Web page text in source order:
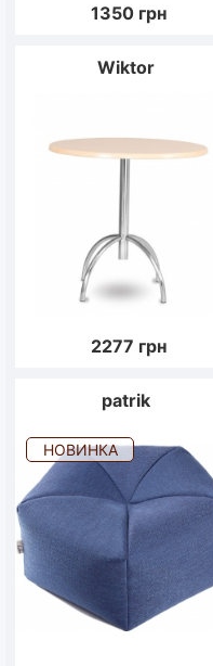
1350 грн
Wiktor
2277 грн
patrik
НОВИНКА